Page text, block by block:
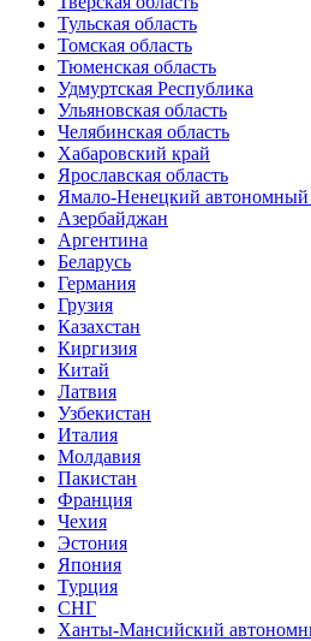
Тульская область
Томская область
Тюменская область
Удмуртская Республика
Ульяновская область
Челябинская область
Хабаровский край
Ярославская область
Ямало-Ненецкий автономный
Азербайджан
Аргентина
Беларусь
Германия
Грузия
Казахстан
Киргизия
Китай
Латвия
Узбекистан
Италия
Молдавия
Пакистан
Франция
Чехия
Эстония
Япония
Турция
СНГ
Ханты-Мансийский